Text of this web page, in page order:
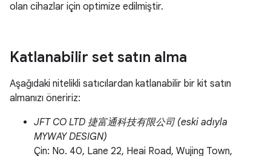
olan cihazlar için optimize edilmiştir.
Katlanabilir set satın alma
Aşağıdaki nitelikli satıcılardan katlanabilir bir kit satın
almanızı öneririz:
JFT CO LTD 捷富通科技有限公司 (eski adıyla
MYWAY DESIGN)
Çin: No. 40, Lane 22, Heai Road, Wujing Town,